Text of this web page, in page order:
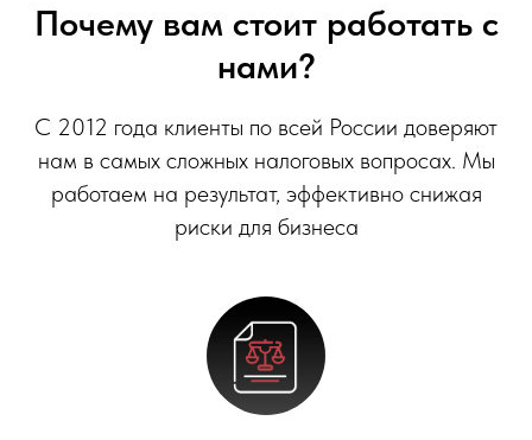
Почему вам стоит работать с
нами?
С 2012 года клиенты по всей России доверяют
нам в самых сложных налоговых вопросах. Мы
работаем на результат, эффективно снижая
риски для бизнеса